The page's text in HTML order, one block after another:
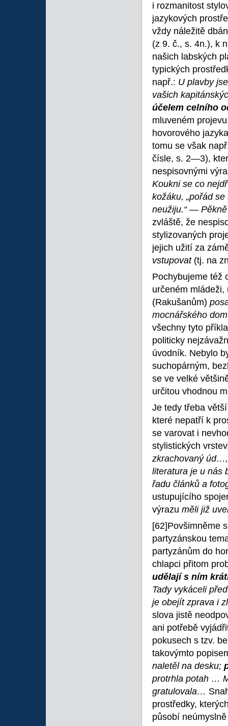
i rozmanitost
jazykových
vždy náležitě
(z 9. č., s. 4n.), k
našich labských
typických
např.: U plavby
vašich
účelem celního
mluveném
hovorového
tomu se však
čísle, s. 2—3),
nespisovnými
Koukni se co
kožáku, „pořád
neužiju.“ —
zvláště, že
stylizovaných
jejich užití za
vstupovat (tj. na
Pochybujeme též
určeném
(Rakušanům)
mocnářského
všechny tyto
politicky
úvodník. Nebylo
suchopárným,
se ve velké
určitou vhodnou
Je tedy třeba
které nepatří k
se varovat i
stylistických
zkrachovaný
literatura je u nás
řadu článků a
ustupujícího
výrazu měli již
[62]Povšimněme
partyzánskou
partyzánům do
chlapci přitom
udělají s ním
Tady vykáceli
je obejít zprava i
slova jistě
ani potřebě
pokusech s tzv.
takovýmto
naletěl na desku;
protrhla potah …
gratulovala…
prostředky,
působí